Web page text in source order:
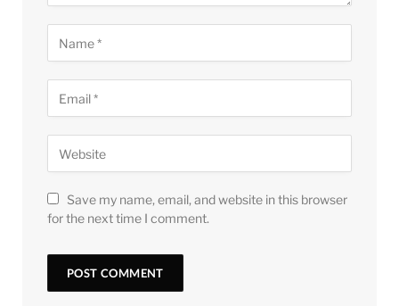
Save my name, email, and website in this browser
for the next time I comment.